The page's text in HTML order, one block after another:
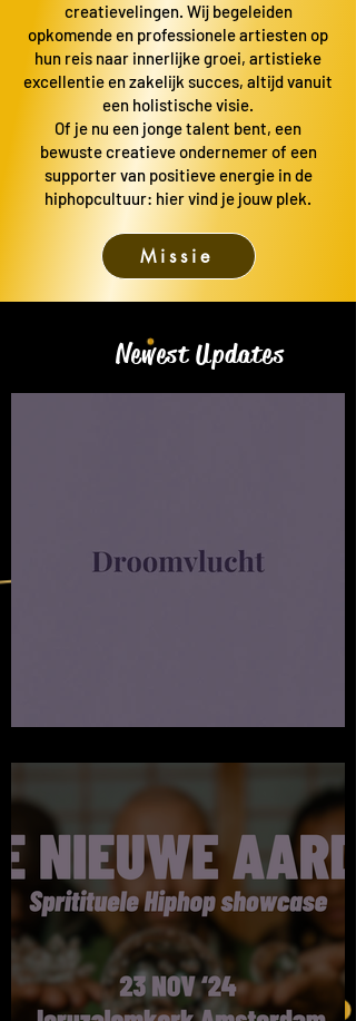
creatievelingen. Wij begeleiden
opkomende en professionele artiesten op
hun reis naar innerlijke groei, artistieke
excellentie en zakelijk succes, altijd vanuit
een holistische visie.
Of je nu een jonge talent bent, een
bewuste creatieve ondernemer of een
supporter van positieve energie in de
hiphopcultuur: hier vind je jouw plek.
Missie
Newest Updates